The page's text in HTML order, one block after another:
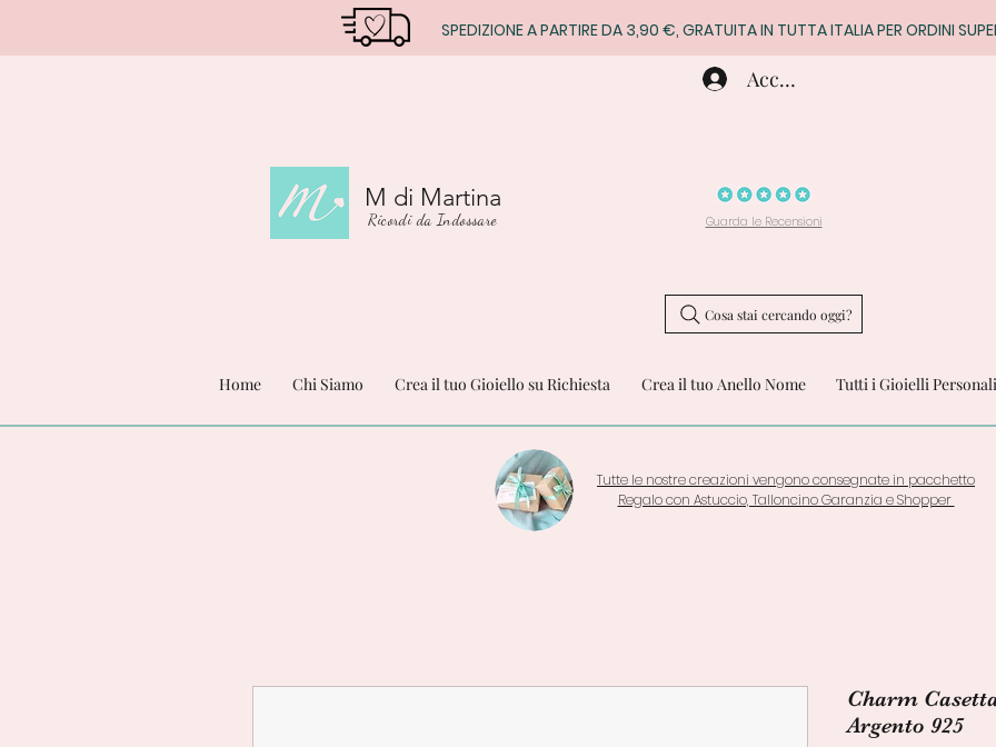
SPEDIZIONE A PARTIRE DA 3,90 €, GRATUITA IN TUTTA ITALIA PER ORDINI
M di Martina
Ricordi da Indossare
Accedi
Guarda le Recensioni
Cosa stai cercando oggi?
Home Chi Siamo Crea il tuo Gioiello su Richiesta Crea il tuo Anello Nome Tutti i Gioielli
Tutte le nostre creazioni vengono consegnate in pacchetto
Regalo con Astuccio, Talloncino Garanzia e Shopper
Charm
Argento 925